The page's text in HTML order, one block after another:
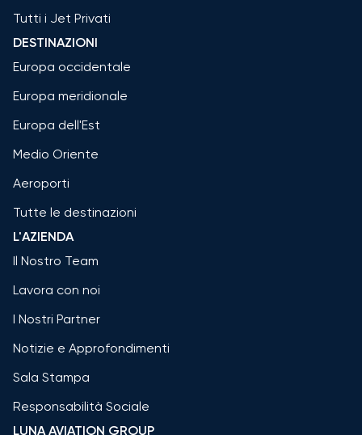
Tutti i Jet Privati
DESTINAZIONI
Europa occidentale
Europa meridionale
Europa dell'Est
Medio Oriente
Aeroporti
Tutte le destinazioni
L'AZIENDA
Il Nostro Team
Lavora con noi
I Nostri Partner
Notizie e Approfondimenti
Sala Stampa
Responsabilità Sociale
LUNA AVIATION GROUP